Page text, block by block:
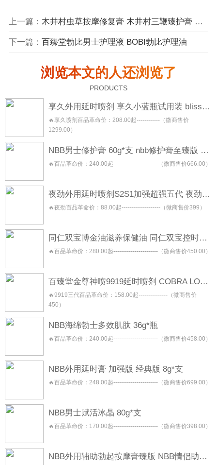
上一篇： 木井村虫草按摩修复膏 木井村三鞭臻护膏 木井村劲能按摩精油
下一篇： 百臻堂勃比男士护理液 BOBI勃比护理油
浏览本文的人还浏览了
PRODUCTS
享久外用延时喷剂 享久小蓝瓶试用装 blisswater 享久五代三代加强三代二代加强二代一代
🔥享久喷剂百品革命价：208.00起------------（微商售价
1299.00）
NBB男士修护膏 60g*支 nbb修护膏至臻版 金盖版
🔥百品革命价：240.00起-----------------------（微商售价666.00）
夜劲外用延时喷剂S2S1加强超强五代 夜劲喷雾 night king
🔥夜劲百品革命价：88.00起--------------------（微商售价399）
同仁双宝博金油滋养保健油 同仁双宝控时保健喷剂 同仁双宝修复按摩保健膏 同仁双宝焕能保健凝露
🔥百品革命价：280.00起-----------------------（微商售价450.00）
百臻堂金尊神喷9919延时喷剂 COBRA LONGLAST 三代二代青春版
🔥9919三代百品革命价：158.00起---------------（微商售价
450）
NBB海绵勃士多效肌肽 36g*瓶
🔥百品革命价：240.00起-----------------------（微商售价458.00）
NBB外用延时膏 加强版 经典版 8g*支
🔥百品革命价：248.00起-----------------------（微商售价699.00）
NBB男士赋活冰晶 80g*支
🔥百品革命价：170.00起-----------------------（微商售价398.00）
NBB外用辅助勃起按摩膏臻版 NBB情侣助勃按摩膏 NBB助勃膏